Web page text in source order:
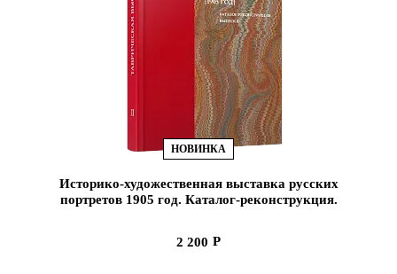
НОВИНКА
Историко-художественная выставка русских
портретов 1905 год. Каталог-реконструкция.
2 200